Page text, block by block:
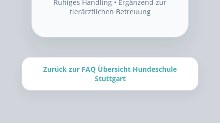
Ruhiges Handling • Ergänzend zur
tierärztlichen Betreuung
Zurück zur FAQ Übersicht Hundeschule
Stuttgart